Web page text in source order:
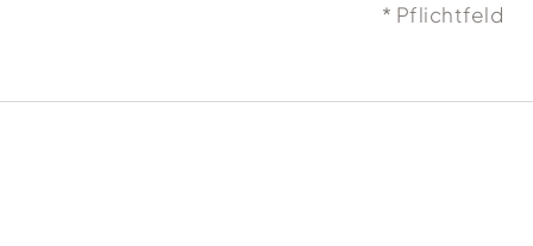
* Pflichtfeld